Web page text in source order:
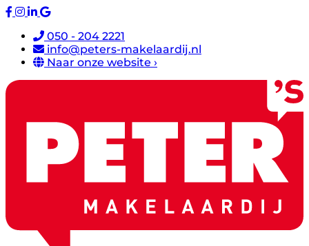
050 - 204 2221
info@peters-makelaardij.nl
Naar onze website ›